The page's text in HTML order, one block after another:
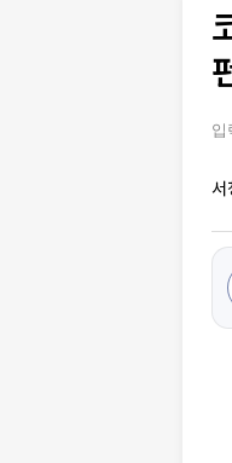
입
서